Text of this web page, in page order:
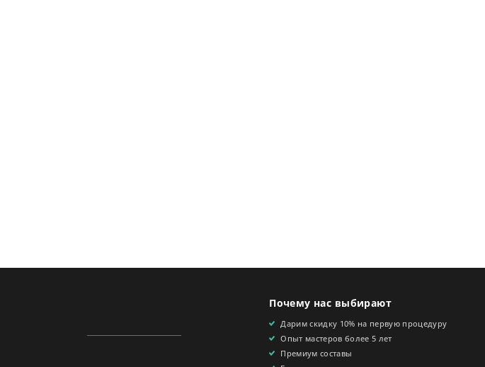
Почему нас выбирают
Дарим скидку 10% на первую процедуру
Опыт мастеров более 5 лет
Премиум составы